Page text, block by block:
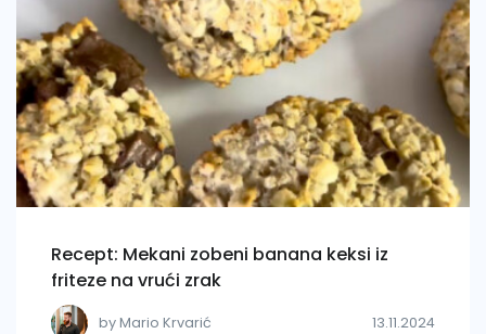
Recept: Mekani zobeni banana keksi iz
friteze na vrući zrak
by Mario Krvarić 13.11.2024